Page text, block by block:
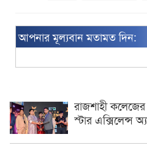
আপনার মূল্যবান মতামত দিন:
রাজশাহী কলেজের
স্টার এক্সিলেন্স